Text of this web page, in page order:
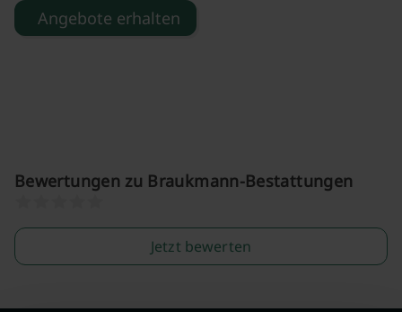
Angebote erhalten
Bewertungen zu Braukmann-Bestattungen
Jetzt bewerten